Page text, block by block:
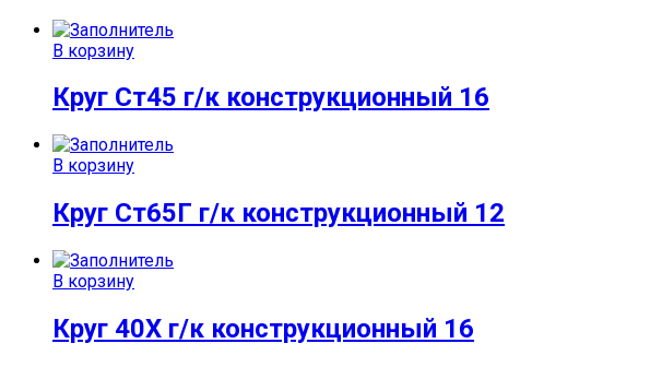
В корзину
Круг Ст45 г/к конструкционный 16
В корзину
Круг Ст65Г г/к конструкционный 12
В корзину
Круг 40Х г/к конструкционный 16